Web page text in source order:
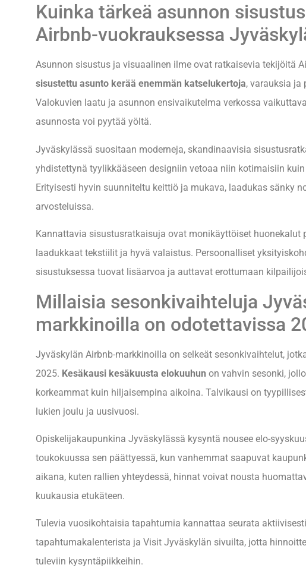
Kuinka tärkeä asunnon
Airbnb-vuokrauksessa
Asunnon sisustus ja visuaalinen ilme ovat ratkaisevia tekijöitä
sisustettu asunto kerää enemmän katselukertoja, varauksia ja
Valokuvien laatu ja asunnon ensivaikutelma verkossa
asunnosta voi pyytää yöltä.
Jyväskylässä suositaan moderneja, skandinaavisia
yhdistettynä tyylikkääseen designiin vetoaa niin kotimaisiin
Erityisesti hyvin suunniteltu keittiö ja mukava, laadukas sänky
arvosteluissa.
Kannattavia sisustusratkaisuja ovat monikäyttöiset huonekalut
laadukkaat tekstiilit ja hyvä valaistus. Persoonalliset
sisustuksessa tuovat lisäarvoa ja auttavat erottumaan
Millaisia sesonkivaihteluja
markkinoilla on odotettavissa
Jyväskylän Airbnb-markkinoilla on selkeät sesonkivaihtelut,
2025. Kesäkausi kesäkuusta elokuuhun on vahvin sesonki,
korkeammat kuin hiljaisempina aikoina. Talvikausi on
lukien joulu ja uusivuosi.
Opiskelijakaupunkina Jyväskylässä kysyntä nousee elo-
toukokuussa sen päättyessä, kun vanhemmat saapuvat
aikana, kuten rallien yhteydessä, hinnat voivat nousta
kuukausia etukäteen.
Tulevia vuosikohtaisia tapahtumia kannattaa seurata
tapahtumakalenterista ja Visit Jyväskylän sivuilta, jotta
tuleviin kysyntäpiikkeihin.